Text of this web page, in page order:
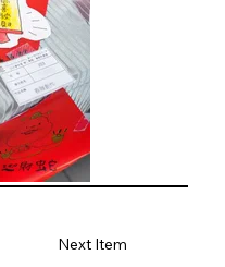
Next Item